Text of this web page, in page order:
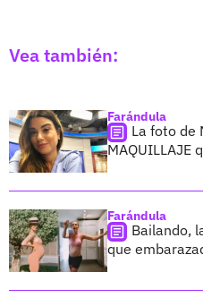
Vea también:
Farándula
La foto de
MAQUILLAJE
Farándula
Bailando,
que